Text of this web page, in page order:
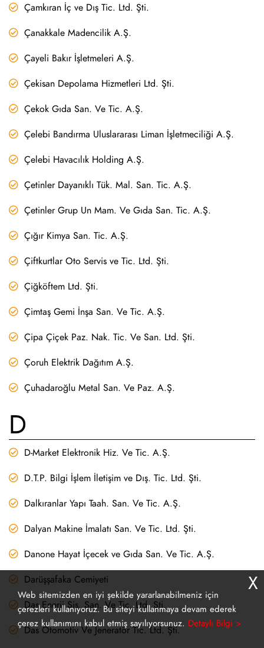
Çamkıran İç ve Dış Tic. Ltd. Şti.
Çanakkale Madencilik A.Ş.
Çayeli Bakır İşletmeleri A.Ş.
Çekisan Depolama Hizmetleri Ltd. Şti.
Çekok Gıda San. Ve Tic. A.Ş.
Çelebi Bandırma Uluslararası Liman İşletmeciliği A.Ş.
Çelebi Havacılık Holding A.Ş.
Çetinler Dayanıklı Tük. Mal. San. Tic. A.Ş.
Çetinler Grup Un Mam. Ve Gıda San. Tic. A.Ş.
Çığır Kimya San. Tic. A.Ş.
Çiftkurtlar Oto Servis ve Tic. Ltd. Şti.
Çiğköftem Ltd. Şti.
Çimtaş Gemi İnşa San. Ve Tic. A.Ş.
Çipa Çiçek Paz. Nak. Tic. Ve San. Ltd. Şti.
Çoruh Elektrik Dağıtım A.Ş.
Çuhadaroğlu Metal San. Ve Paz. A.Ş.
D
D-Market Elektronik Hiz. Ve Tic. A.Ş.
D.T.P. Bilgi İşlem İletişim ve Dış. Tic. Ltd. Şti.
Dalkıranlar Yapı Taah. San. Ve Tic. A.Ş.
Dalyan Makine İmalatı San. Ve Tic. Ltd. Şti.
Danone Hayat İçecek ve Gıda San. Ve Tic. A.Ş.
Darüşşafaka Cemiyeti
Das Enerji Sis. San. Ve Tic. Ltd. Şti.
Das Otomotiv Ve Jeneratör Tic. Ltd. Şti.
Web sitemizden en iyi şekilde yararlanabilmeniz için
çerezleri kullanıyoruz. Bu siteyi kullanmaya devam ederek
çerez kullanımını kabul etmiş sayılıyorsunuz. Detaylı Bilgi >
X